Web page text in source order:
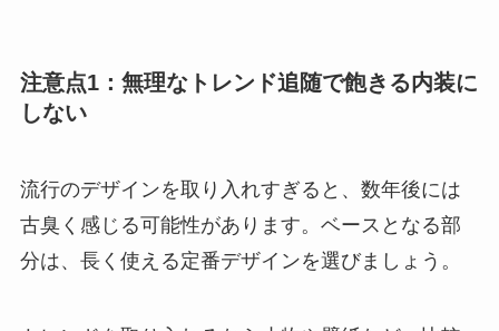
注意点1：無理なトレンド追随で飽きる内装に
しない
流行のデザインを取り入れすぎると、数年後には
古臭く感じる可能性があります。ベースとなる部
分は、長く使える定番デザインを選びましょう。